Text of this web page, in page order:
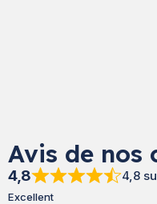
Avis de nos
4,8 4,8
Excellent